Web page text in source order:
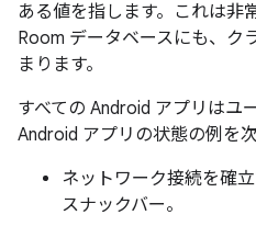
ある値を指します。これは非
Room データベースにも、ク
まります。
すべての Android アプリはユ
Android アプリの状態の例を
ネットワーク接続を確
スナックバー。